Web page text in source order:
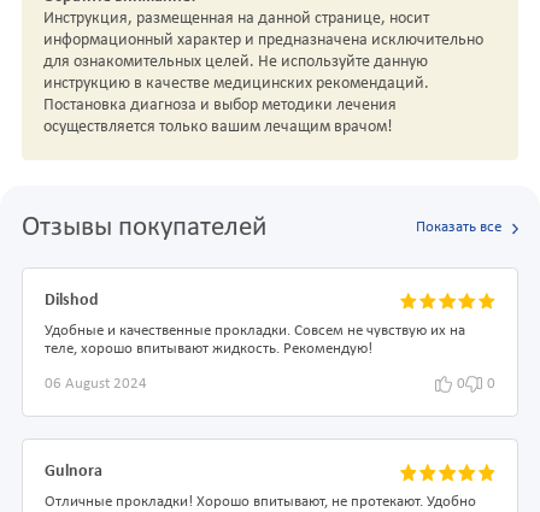
Инструкция, размещенная на данной странице, носит
информационный характер и предназначена исключительно
для ознакомительных целей. Не используйте данную
инструкцию в качестве медицинских рекомендаций.
Постановка диагноза и выбор методики лечения
осуществляется только вашим лечащим врачом!
Отзывы покупателей Показать все
Dilshod
Удобные и качественные прокладки. Совсем не чувствую их на
теле, хорошо впитывают жидкость. Рекомендую!
06 August 2024 0 0
Gulnora
Отличные прокладки! Хорошо впитывают, не протекают. Удобно